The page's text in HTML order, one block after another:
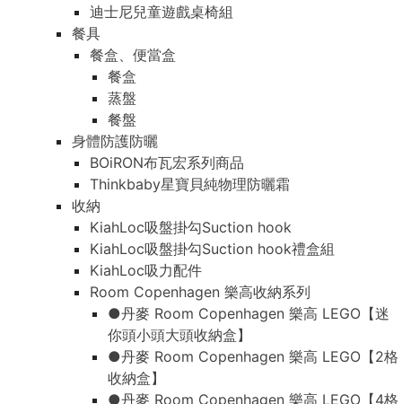
迪士尼兒童遊戲桌椅組
餐具
餐盒、便當盒
餐盒
蒸盤
餐盤
身體防護防曬
BOiRON布瓦宏系列商品
Thinkbaby星寶貝純物理防曬霜
收納
KiahLoc吸盤掛勾Suction hook
KiahLoc吸盤掛勾Suction hook禮盒組
KiahLoc吸力配件
Room Copenhagen 樂高收納系列
●丹麥 Room Copenhagen 樂高 LEGO【迷
你頭小頭大頭收納盒】
●丹麥 Room Copenhagen 樂高 LEGO【2格
收納盒】
●丹麥 Room Copenhagen 樂高 LEGO【4格